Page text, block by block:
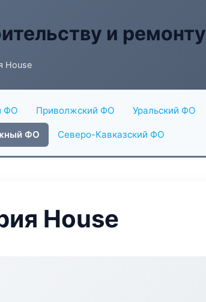
и ремонту
House
ФО Приволжский ФО Уральский ФО
ФО Северо-Кавказский ФО
House